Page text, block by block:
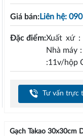
Giá bán:Liên hệ:
Đặc điểm:Xuất xứ :
Nhà máy
:11v/hộp
Tư vấn trực
Gạch Takao 30x30cm